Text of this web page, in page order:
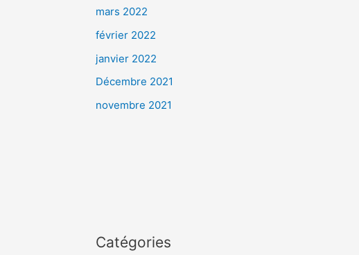
mars 2022
février 2022
janvier 2022
Décembre 2021
novembre 2021
Catégories